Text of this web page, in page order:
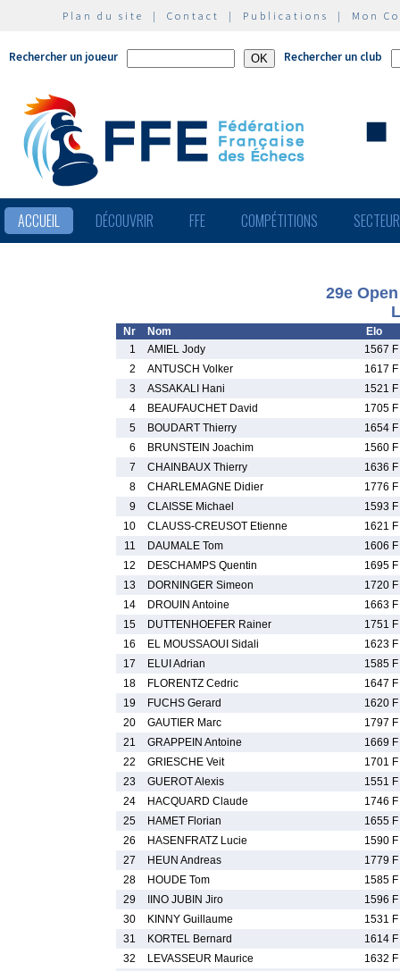
Plan du site | Contact | Publications | Mon
Rechercher un joueur Rechercher un club
ACCUEIL DÉCOUVRIR FFE COMPÉTITIONS
29e
Nr Nom
Elo
1
AMIEL Jody
1567 F
2
ANTUSCH Volker
1617 F
3
ASSAKALI Hani
1521 F
4
BEAUFAUCHET David
1705 F
5
BOUDART Thierry
1654 F
6
BRUNSTEIN Joachim
1560 F
7
CHAINBAUX Thierry
1636 F
8
CHARLEMAGNE Didier
1776 F
9
CLAISSE Michael
1593 F
10
CLAUSS-CREUSOT Etienne
1621 F
11
DAUMALE Tom
1606 F
12
DESCHAMPS Quentin
1695 F
13
DORNINGER Simeon
1720 F
14
DROUIN Antoine
1663 F
15
DUTTENHOEFER Rainer
1751 F
16
EL MOUSSAOUI Sidali
1623 F
17
ELUI Adrian
1585 F
18
FLORENTZ Cedric
1647 F
19
FUCHS Gerard
1620 F
20
GAUTIER Marc
1797 F
21
GRAPPEIN Antoine
1669 F
22
GRIESCHE Veit
1701 F
23
GUEROT Alexis
1551 F
24
HACQUARD Claude
1746 F
25
HAMET Florian
1655 F
26
HASENFRATZ Lucie
1590 F
27
HEUN Andreas
1779 F
28
HOUDE Tom
1585 F
29
IINO JUBIN Jiro
1596 F
30
KINNY Guillaume
1531 F
31
KORTEL Bernard
1614 F
32
LEVASSEUR Maurice
1632 F